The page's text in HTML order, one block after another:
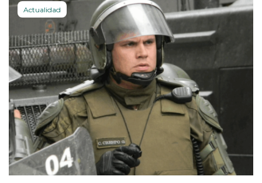
Actualidad